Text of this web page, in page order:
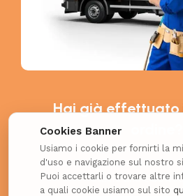
Cookies Banner
Usiamo i cookie per fornirti la
d'uso e navigazione sul nostro
Puoi accettarli o trovare altre
a quali cookie usiamo sul sito
Hai già effettuato
Richiedi il coupon esclusivo
ottieni uno